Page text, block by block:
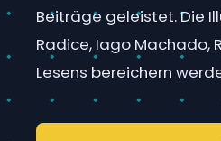
Beiträge geleistet. Die
Radice, Iago Machado,
Lesens bereichern